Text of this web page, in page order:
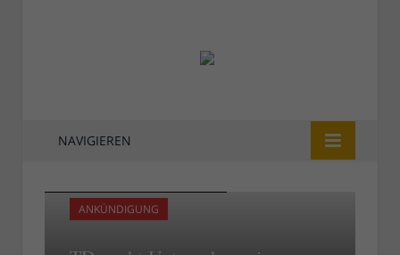
NAVIGIEREN
ANKÜNDIGUNG